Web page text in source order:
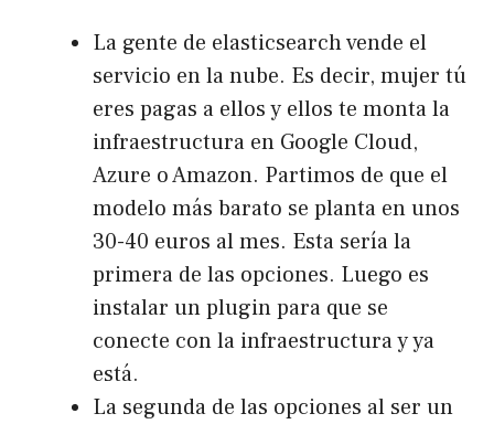
La gente de elasticsearch vende el
servicio en la nube. Es decir, mujer tú
eres pagas a ellos y ellos te monta la
infraestructura en Google Cloud,
Azure o Amazon. Partimos de que el
modelo más barato se planta en unos
30-40 euros al mes. Esta sería la
primera de las opciones. Luego es
instalar un plugin para que se
conecte con la infraestructura y ya
está.
La segunda de las opciones al ser un